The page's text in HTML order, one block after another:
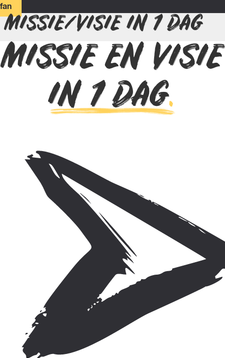
fan
MISSIE/VISIE IN 1 DAG
MISSIE EN VISIE
IN 1 DAG.